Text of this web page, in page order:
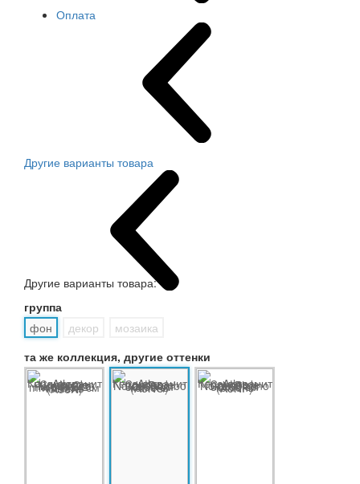
Оплата
Другие варианты товара
Другие варианты товара:
группа
фон
декор
мозаика
та же коллекция, другие оттенки